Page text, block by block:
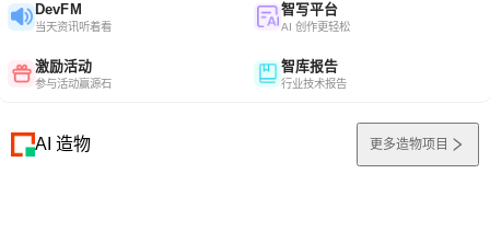
DevFM
当天资讯听着看
智写平台
AI 创作更轻松
激励活动
参与活动赢源石
智库报告
行业技术报告
AI 造物 更多造物项目